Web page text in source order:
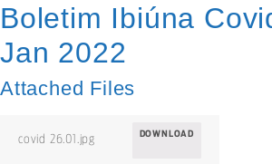
Boletim Ibiúna
Jan 2022
Attached Files
covid 26.01.jpg DOWNLOAD